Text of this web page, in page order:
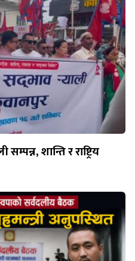
शान्ति र राष्ट्रिय